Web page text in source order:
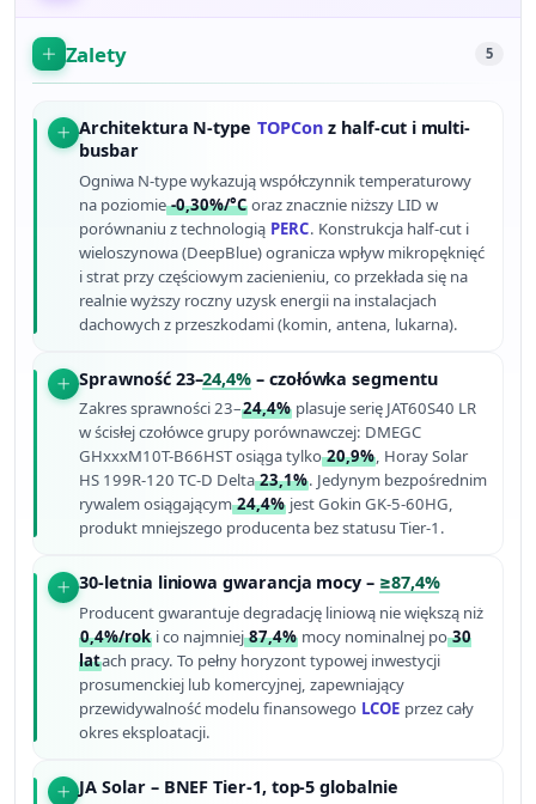
Zalety 5
Architektura N-type TOPCon z half-cut i multi-
busbar
Ogniwa N-type wykazują współczynnik temperaturowy
na poziomie-0,30%/°C oraz znacznie niższy LID w
porównaniu z technologią PERC. Konstrukcja half-cut i
wieloszynowa (DeepBlue) ogranicza wpływ mikropęknięć
i strat przy częściowym zacienieniu, co przekłada się na
realnie wyższy roczny uzysk energii na instalacjach
dachowych z przeszkodami (komin, antena, lukarna).
Sprawność 23–24,4% – czołówka segmentu
Zakres sprawności 23–24,4% plasuje serię JAT60S40 LR
w ścisłej czołówce grupy porównawczej: DMEGC
GHxxxM10T-B66HST osiąga tylko20,9%, Horay Solar
HS 199R-120 TC-D Delta23,1%. Jedynym bezpośrednim
rywalem osiągającym24,4% jest Gokin GK-5-60HG,
produkt mniejszego producenta bez statusu Tier-1.
30-letnia liniowa gwarancja mocy – ≥87,4%
Producent gwarantuje degradację liniową nie większą niż
0,4%/rok i co najmniej87,4% mocy nominalnej po30
latach pracy. To pełny horyzont typowej inwestycji
prosumenckiej lub komercyjnej, zapewniający
przewidywalność modelu finansowego LCOE przez cały
okres eksploatacji.
JA Solar – BNEF Tier-1, top-5 globalnie